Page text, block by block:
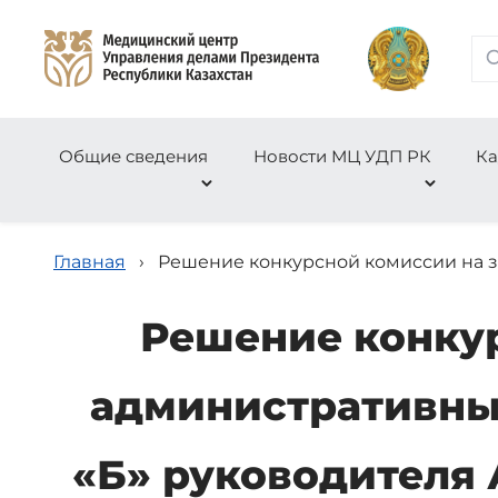
Общие сведения Новости МЦ УДП РК
Главная › Решение конкурсной комиссии на
Решение
«Б»